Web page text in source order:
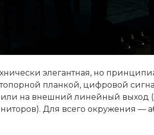
элегантная, но
планкой, цифровой
на внешний линейный выход
Для всего окружения —